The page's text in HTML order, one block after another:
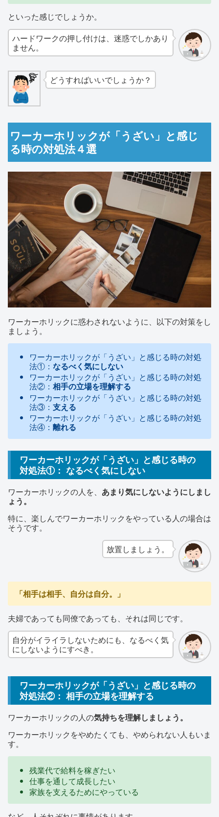
といった感じでしょうか。
ハードワークの押し付けは、迷惑でしかあり
ません。
どうすればいいでしょうか？
ワーカーホリックが「うざい」と感じ
る時の対処法４選
ワーカーホリックに惑わされないように、以下の対策をし
ましょう。
ワーカーホリックが「うざい」と感じる時の対処
法①：なるべく気にしない
ワーカーホリックが「うざい」と感じる時の対処
法②：相手の立場を理解する
ワーカーホリックが「うざい」と感じる時の対処
法③：支える
ワーカーホリックが「うざい」と感じる時の対処
法④：離れる
ワーカーホリックが「うざい」と感じる時の
対処法①： なるべく気にしない
ワーカーホリックの人を、 あまり気にしないようにしまし
ょう。
特に、楽しんでワーカーホリックをやっている人の場合は
そうです。
放置しましょう。
「相手は相手、自分は自分。」
夫婦であっても同僚であっても、それは同じです。
自分がイライラしないためにも、なるべく気
にしないようにすべき。
ワーカーホリックが「うざい」と感じる時の
対処法②： 相手の立場を理解する
ワーカーホリックの人の気持ちを理解しましょう。
ワーカーホリックをやめたくても、やめられない人もいま
す。
残業代で給料を稼ぎたい
仕事を通して成長したい
家族を支えるためにやっている